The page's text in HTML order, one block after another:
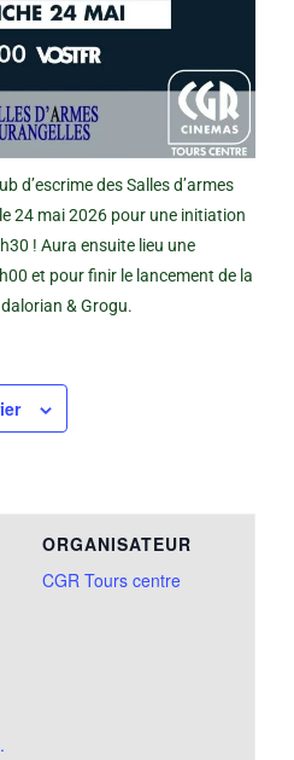
d’escrime des Salles d’armes
24 mai 2026 pour une initiation
! Aura ensuite lieu une
et pour finir le lancement de la
& Grogu.
ORGANISATEUR
CGR Tours centre